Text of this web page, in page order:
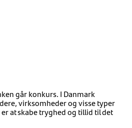
går konkurs. I Danmark
virksomheder og visse typer
at skabe tryghed og tillid til det